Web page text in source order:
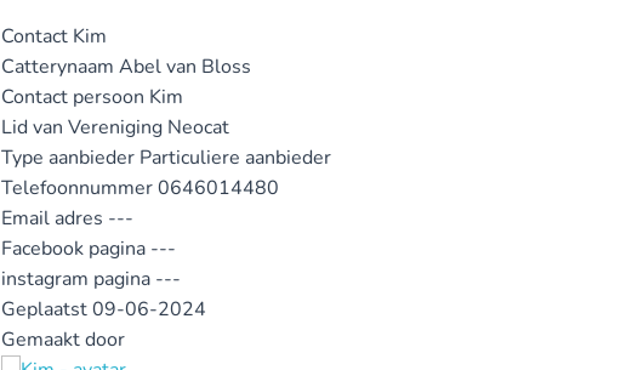
Contact Kim
Catterynaam Abel van Bloss
Contact persoon Kim
Lid van Vereniging Neocat
Type aanbieder Particuliere aanbieder
Telefoonnummer0646014480
Email adres ---
Facebook pagina ---
instagram pagina ---
Geplaatst09-06-2024
Gemaakt door